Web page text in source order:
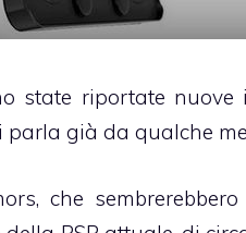
state riportate
parla già da qualche
che